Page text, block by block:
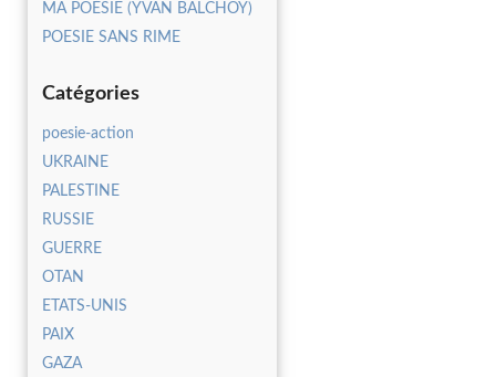
MA POÉSIE (YVAN BALCHOY)
POESIE SANS RIME
Catégories
poesie-action
UKRAINE
PALESTINE
RUSSIE
GUERRE
OTAN
ETATS-UNIS
PAIX
GAZA